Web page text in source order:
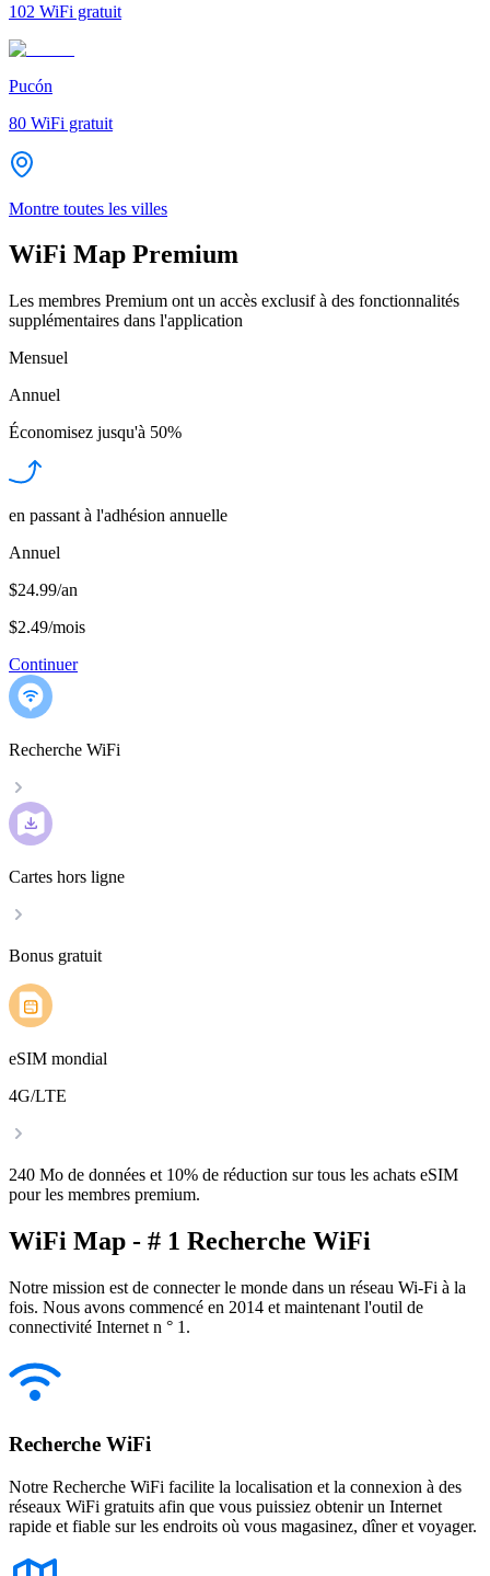
102 WiFi gratuit
Pucón
80 WiFi gratuit
Montre toutes les villes
WiFi Map Premium
Les membres Premium ont un accès exclusif à des fonctionnalités
supplémentaires dans l'application
Mensuel
Annuel
Économisez jusqu'à 50%
en passant à l'adhésion annuelle
Annuel
$24.99/an
$2.49/mois
Continuer
Recherche WiFi
Cartes hors ligne
Bonus gratuit
eSIM mondial
4G/LTE
240 Mo de données et 10% de réduction sur tous les achats eSIM
pour les membres premium.
WiFi Map - # 1 Recherche WiFi
Notre mission est de connecter le monde dans un réseau Wi-Fi à la
fois. Nous avons commencé en 2014 et maintenant l'outil de
connectivité Internet n ° 1.
Recherche WiFi
Notre Recherche WiFi facilite la localisation et la connexion à des
réseaux WiFi gratuits afin que vous puissiez obtenir un Internet
rapide et fiable sur les endroits où vous magasinez, dîner et voyager.